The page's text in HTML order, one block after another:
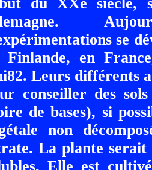
se
Finlande, en
Leurs différents
conseiller des
de bases), si
non
La plante serait
Elle est